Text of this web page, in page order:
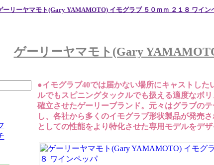
ーリーヤマモト(Gary YAMAMOTO) イモグラブ ５０ｍｍ ２１８ ワイン
ゲーリーヤマモト(Gary
●イモグラブ40では届かない場所にキャストし
ルでもスピニングタックルでも扱える適度なボ
確立させたゲーリーブランド。元々はグラブの
し、各社から多くのイモグラブ形状製品が発売
としての性能をより特化させた専用モデルをデ